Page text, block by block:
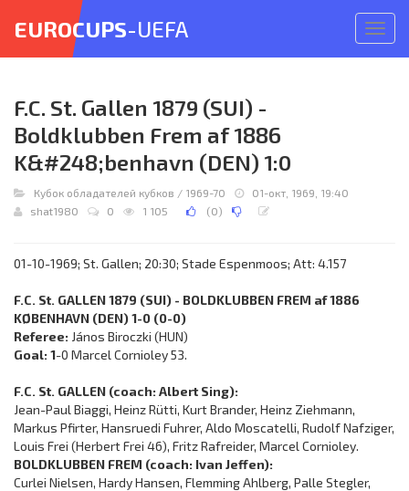
меню
EUROCUPS-UEFA
F.C. St. Gallen 1879 (SUI) -
Boldklubben Frem af 1886
K&#248;benhavn (DEN) 1:0
Кубок обладателей кубков / 1969-70
01-окт, 1969, 19:40
shat1980
0 1 105 (0)
01-10-1969; St. Gallen; 20:30; Stade Espenmoos; Att: 4.157
F.C. St. GALLEN 1879 (SUI) - BOLDKLUBBEN FREM af 1886
KØBENHAVN (DEN) 1-0 (0-0)
Referee: János Biroczki (HUN)
Goal: 1-0 Marcel Cornioley 53.
F.C. St. GALLEN (coach: Albert Sing):
Jean-Paul Biaggi, Heinz Rütti, Kurt Brander, Heinz Ziehmann,
Markus Pfirter, Hansruedi Fuhrer, Aldo Moscatelli, Rudolf Nafziger,
Louis Frei (Herbert Frei 46), Fritz Rafreider, Marcel Cornioley.
BOLDKLUBBEN FREM (coach: Ivan Jeffen):
Curlei Nielsen, Hardy Hansen, Flemming Ahlberg, Palle Stegler,